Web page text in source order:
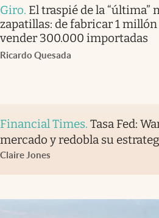
Giro. El traspié de la “última”
zapatillas: de fabricar 1 millón
vender 300.000 importadas
Ricardo Quesada
Financial Times. Tasa Fed:
mercado y redobla su
Claire Jones